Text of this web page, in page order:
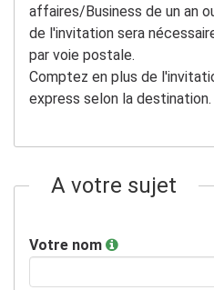
affaires/Business de un an
de l'invitation sera
par voie postale.
Comptez en plus de
express selon la destination.
A votre sujet
Votre nom